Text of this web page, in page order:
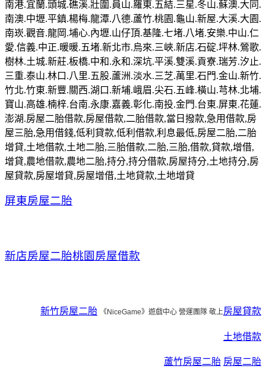
南港.宜蘭.頭城.礁溪.壯圍.員山.羅東.五結.三星.冬山.蘇澳.大同.
南澳.中壢.平鎮.楊梅.龍潭.八德.蘆竹.桃園.龜山.新屋.大溪.大園.
南崁.觀音.龍岡.埔心.內壢.山仔頂.基隆.七堵.八堵.安樂.中山.仁
愛.信義.中正.暖暖.五堵.新北市.烏來.三峽.新店.石碇.坪林.鶯歌.
樹林.土城.新莊.板橋.中和.永和.深坑.平溪.雙溪.貢寮.瑞芳.汐止.
三重.泰山.林口.八里.五股.蘆洲.淡水.三芝.萬里.石門.金山.新竹.
竹北.竹東.新豐.關西.湖口.新埔.峨眉.尖石.五峰.橫山.芎林.北埔.
寶山.高雄.楠梓.台南.永康.嘉義.彰化.南投.金門.台東.屏東.花蓮.
澎湖.房屋二胎借款,房屋借款,二胎借款,當日撥款,急用借款,房
屋三胎,急用借錢,低利貸款,低利借款,利息最低,房屋二胎,二胎
增貸,土地借款,土地二胎,三胎借款,二胎,三胎,借款,貸款,增借,
增貸,農地借款,農地二胎,持分,持分借款,房屋持分,土地持分,房
屋貸款,房屋增貸,房屋增借,土地貸款,土地增貸
屏東房屋二胎
新店房屋二胎桃園房屋借款
新竹房屋二胎 《NiceGame》遊戲中心 營運團隊 敬上房屋貸款
土地借款
蘆竹房屋二胎 房屋二胎